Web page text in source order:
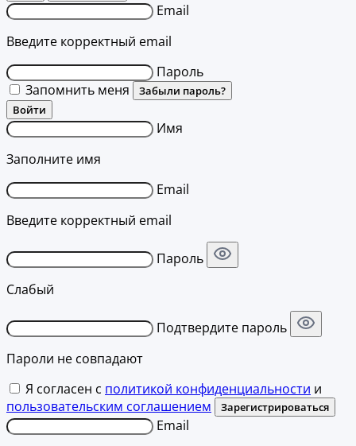
Email
Введите корректный email
Пароль
Запомнить меня
Забыли пароль?
Войти
Имя
Заполните имя
Email
Введите корректный email
Пароль
Слабый
Подтвердите пароль
Пароли не совпадают
Я согласен с политикой конфиденциальности и
пользовательским соглашением
Зарегистрироваться
Email